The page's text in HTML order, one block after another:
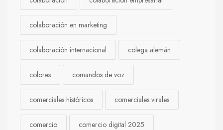
colaboración en marketing
colaboración internacional colega alemán
colores comandos de voz
comerciales históricos comerciales virales
comercio comercio digital 2025